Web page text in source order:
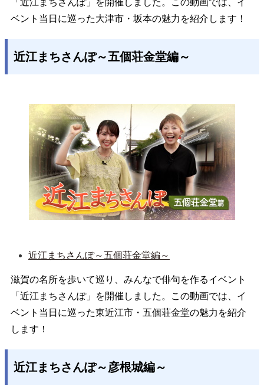
「近江まちさんぽ」を開催しました。この動画では、イ
ベント当日に巡った大津市・坂本の魅力を紹介します！
近江まちさんぽ～五個荘金堂編～
近江まちさんぽ～五個荘金堂編～
滋賀の名所を歩いて巡り、みんなで俳句を作るイベント
「近江まちさんぽ」を開催しました。この動画では、イ
ベント当日に巡った東近江市・五個荘金堂の魅力を紹介
します！
近江まちさんぽ～彦根城編～